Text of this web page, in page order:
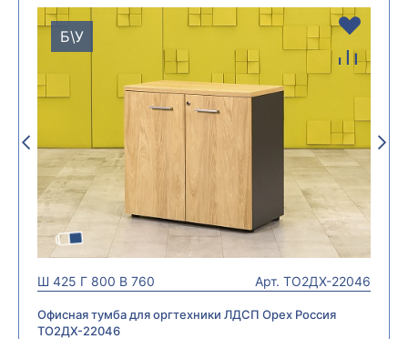
Б\У
Ш 425 Г 800 В 760 Арт. ТО2ДХ-22046
Офисная тумба для оргтехники ЛДСП Орех Россия
ТО2ДХ-22046